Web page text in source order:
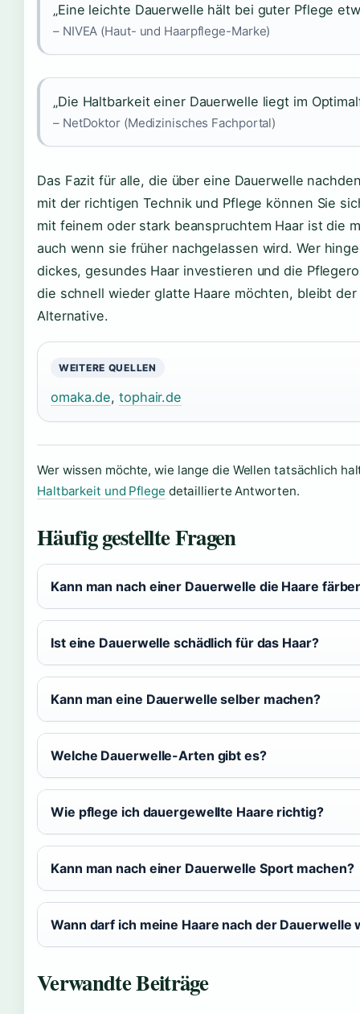
„Eine leichte Dauerwelle hält bei guter Pflege
– NIVEA (Haut- und Haarpflege-Marke)
„Die Haltbarkeit einer Dauerwelle liegt im
– NetDoktor (Medizinisches Fachportal)
Das Fazit für alle, die über eine Dauerwelle
mit der richtigen Technik und Pflege können Sie
mit feinem oder stark beanspruchtem Haar ist die
auch wenn sie früher nachgelassen wird. Wer
dickes, gesundes Haar investieren und die
die schnell wieder glatte Haare möchten, bleibt
Alternative.
WEITERE QUELLEN
omaka.de,tophair.de
Wer wissen möchte, wie lange die Wellen tatsächlich
Haltbarkeit und Pflege detaillierte Antworten.
Häufig gestellte Fragen
Kann man nach einer Dauerwelle die Haare
Ist eine Dauerwelle schädlich für das Haar?
Kann man eine Dauerwelle selber machen?
Welche Dauerwelle-Arten gibt es?
Wie pflege ich dauergewellte Haare richtig?
Kann man nach einer Dauerwelle Sport machen?
Wann darf ich meine Haare nach der Dauerwelle
Verwandte Beiträge